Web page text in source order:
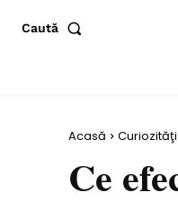
Caută
Acasă Curiozităţi
Ce